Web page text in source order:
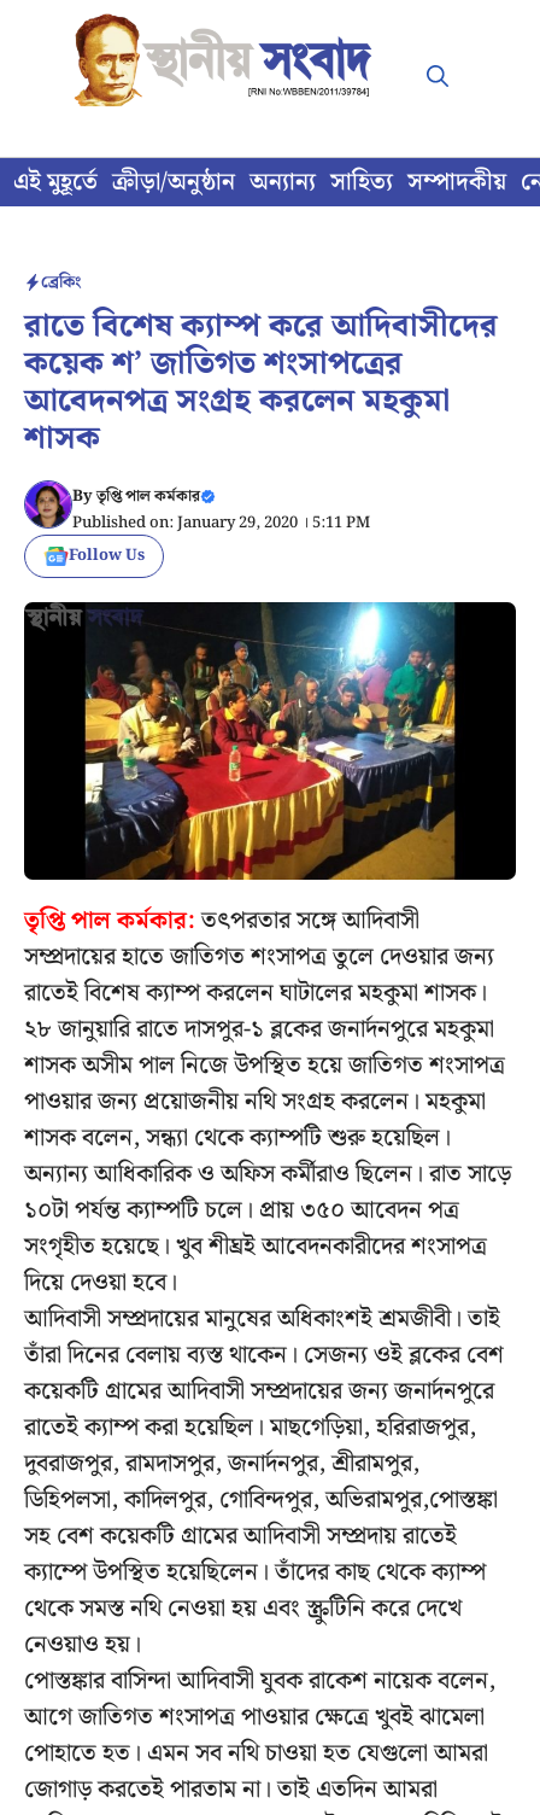
content
এই মুহূর্তে ক্রীড়া/অনুষ্ঠান অন্যান্য সাহিত্য সম্পাদকীয়
ব্রেকিং
রাতে বিশেষ ক্যাম্প করে আদিবাসীদের
কয়েক শ’ জাতিগত শংসাপত্রের
আবেদনপত্র সংগ্রহ করলেন মহকুমা
শাসক
Byতৃপ্তি পাল কর্মকার
Published on: January 29, 2020 । 5:11 PM
Follow Us
তৃপ্তি পাল কর্মকার:তৎপরতার সঙ্গে আদিবাসী
সম্প্রদায়ের হাতে জাতিগত শংসাপত্র তুলে দেওয়ার জন্য
রাতেই বিশেষ ক্যাম্প করলেন ঘাটালের মহকুমা শাসক।
২৮ জানুয়ারি রাতে দাসপুর-১ ব্লকের জনার্দনপুরে মহকুমা
শাসক অসীম পাল নিজে উপস্থিত হয়ে জাতিগত শংসাপত্র
পাওয়ার জন্য প্রয়োজনীয় নথি সংগ্রহ করলেন। মহকুমা
শাসক বলেন, সন্ধ্যা থেকে ক্যাম্পটি শুরু হয়েছিল।
অন্যান্য আধিকারিক ও অফিস কর্মীরাও ছিলেন। রাত সাড়ে
১০টা পর্যন্ত ক্যাম্পটি চলে। প্রায় ৩৫০ আবেদন পত্র
সংগৃহীত হয়েছে। খুব শীঘ্রই আবেদনকারীদের শংসাপত্র
দিয়ে দেওয়া হবে।
আদিবাসী সম্প্রদায়ের মানুষের অধিকাংশই শ্রমজীবী। তাই
তাঁরা দিনের বেলায় ব্যস্ত থাকেন। সেজন্য ওই ব্লকের বেশ
কয়েকটি গ্রামের আদিবাসী সম্প্রদায়ের জন্য জনার্দনপুরে
রাতেই ক্যাম্প করা হয়েছিল। মাছগেড়িয়া, হরিরাজপুর,
দুবরাজপুর, রামদাসপুর, জনার্দনপুর, শ্রীরামপুর,
ডিহিপলসা, কাদিলপুর, গোবিন্দপুর, অভিরামপুর,পোস্তঙ্কা
সহ বেশ কয়েকটি গ্রামের আদিবাসী সম্প্রদায় রাতেই
ক্যাম্পে উপস্থিত হয়েছিলেন। তাঁদের কাছ থেকে ক্যাম্প
থেকে সমস্ত নথি নেওয়া হয় এবং স্ক্রুটিনি করে দেখে
নেওয়াও হয়।
পোস্তঙ্কার বাসিন্দা আদিবাসী যুবক রাকেশ নায়েক বলেন,
আগে জাতিগত শংসাপত্র পাওয়ার ক্ষেত্রে খুবই ঝামেলা
পোহাতে হত। এমন সব নথি চাওয়া হত যেগুলো আমরা
জোগাড় করতেই পারতাম না। তাই এতদিন আমরা